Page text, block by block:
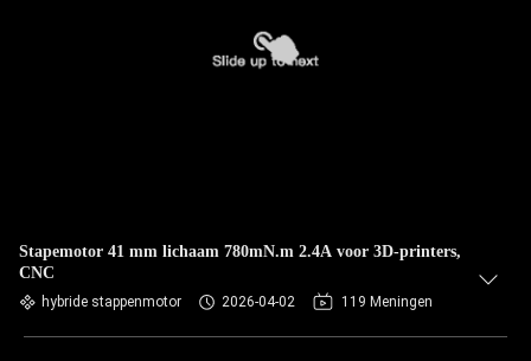
Stapemotor 41 mm lichaam 780mN.m 2.4A voor 3D-printers,
CNC
hybride stappenmotor 2026-04-02 119 Meningen